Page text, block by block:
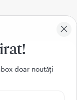
doar noutǎți